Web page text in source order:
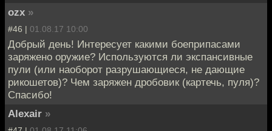
ozx »
#46 | 01.08.17 10:00
Добрый день! Интересует какими боеприпасами
заряжено оружие? Используются ли экспансивные
пули (или наоборот разрушающиеся, не дающие
рикошетов)? Чем заряжен дробовик (картечь, пуля)?
Спасибо!
Alexair »